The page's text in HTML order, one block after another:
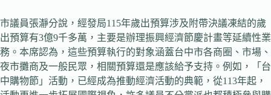
市議員張瀞分說，經發局115年歲出預算涉及附帶決議凍結的歲
出預算有3億9千多萬，主要是辦理振興經濟節慶計畫等延續性業
務。本席認為，這些預算執行的對象涵蓋台中市各商圈、市場、
夜市攤商及一般民眾，相關預算還是應該給予支持。例如，「台
中購物節」活動，已經成為推動經濟活動的典範，從113年起，